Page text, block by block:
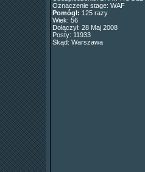
Oznaczenie stage: WAF
Pomógł: 125 razy
Wiek: 56
Dołączył: 28 Maj 2008
Posty: 11933
Skąd: Warszawa